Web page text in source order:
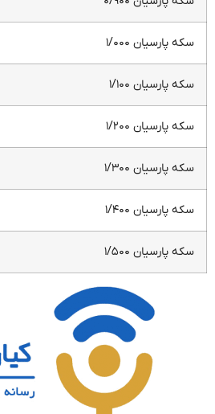
سکه پارسیان ۱/۰۰۰
سکه پارسیان ۱/۱۰۰
سکه پارسیان ۱/۲۰۰
سکه پارسیان ۱/۳۰۰
سکه پارسیان ۱/۴۰۰
سکه پارسیان ۱/۵۰۰